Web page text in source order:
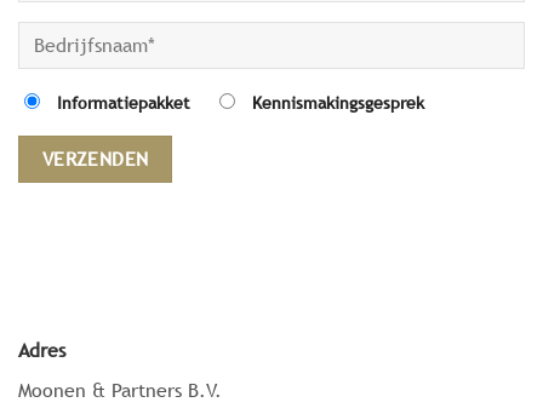
Informatiepakket Kennismakingsgesprek
Adres
Moonen & Partners B.V.